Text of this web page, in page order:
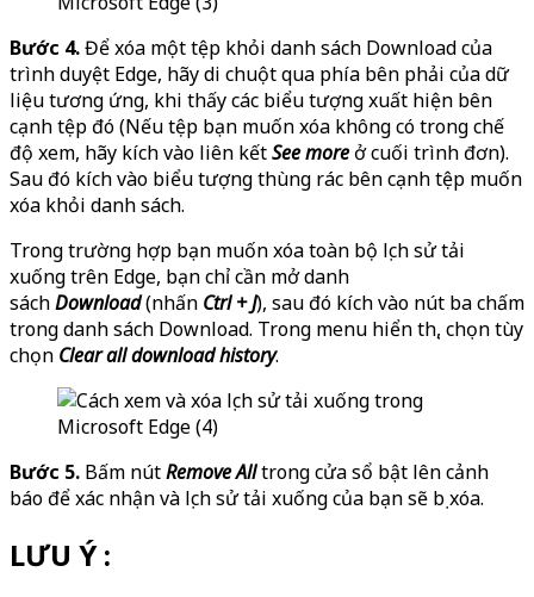
Bước 4.Để xóa một tệp khỏi danh sách Download của
trình duyệt Edge, hãy di chuột qua phía bên phải của dữ
liệu tương ứng, khi thấy các biểu tượng xuất hiện bên
cạnh tệp đó (Nếu tệp bạn muốn xóa không có trong chế
độ xem, hãy kích vào liên kếtSee moreở cuối trình đơn).
Sau đó kích vào biểu tượng thùng rác bên cạnh tệp muốn
xóa khỏi danh sách.
Trong trường hợp bạn muốn xóa toàn bộ lịch sử tải
xuống trên Edge, bạn chỉ cần mở danh
sáchDownload(nhấn Ctrl + J), sau đó kích vào nút ba chấm
trong danh sách Download. Trong menu hiển thị, chọn tùy
chọn Clear all download history.
Bước 5. Bấm nútRemove Alltrong cửa sổ bật lên cảnh
báo để xác nhận và lịch sử tải xuống của bạn sẽ bị xóa.
LƯU Ý: